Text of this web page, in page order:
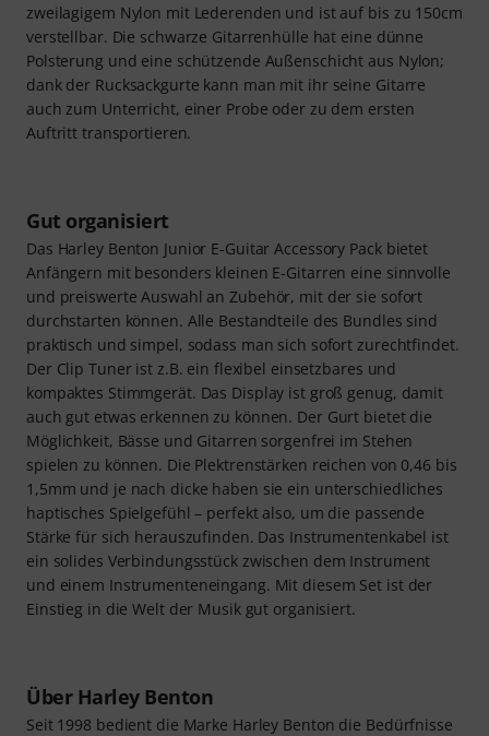
zweilagigem Nylon mit Lederenden und ist auf bis zu 150cm
verstellbar. Die schwarze Gitarrenhülle hat eine dünne
Polsterung und eine schützende Außenschicht aus Nylon;
dank der Rucksackgurte kann man mit ihr seine Gitarre
auch zum Unterricht, einer Probe oder zu dem ersten
Auftritt transportieren.
Gut organisiert
Das Harley Benton Junior E-Guitar Accessory Pack bietet
Anfängern mit besonders kleinen E-Gitarren eine sinnvolle
und preiswerte Auswahl an Zubehör, mit der sie sofort
durchstarten können. Alle Bestandteile des Bundles sind
praktisch und simpel, sodass man sich sofort zurechtfindet.
Der Clip Tuner ist z.B. ein flexibel einsetzbares und
kompaktes Stimmgerät. Das Display ist groß genug, damit
auch gut etwas erkennen zu können. Der Gurt bietet die
Möglichkeit, Bässe und Gitarren sorgenfrei im Stehen
spielen zu können. Die Plektrenstärken reichen von 0,46 bis
1,5mm und je nach dicke haben sie ein unterschiedliches
haptisches Spielgefühl – perfekt also, um die passende
Stärke für sich herauszufinden. Das Instrumentenkabel ist
ein solides Verbindungsstück zwischen dem Instrument
und einem Instrumenteneingang. Mit diesem Set ist der
Einstieg in die Welt der Musik gut organisiert.
Über Harley Benton
Seit 1998 bedient die Marke Harley Benton die Bedürfnisse